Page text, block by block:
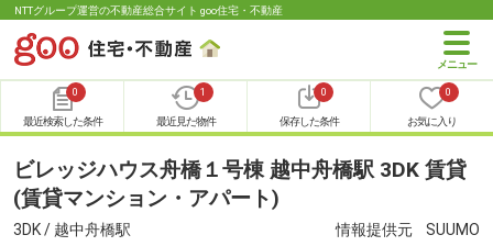
NTTグループ運営の不動産総合サイト goo住宅・不動産
0
最近検索した条件
1
最近見た物件
0
保存した条件
0
お気に入り
ビレッジハウス舟橋１号棟 越中舟橋駅 3DK 賃貸
(賃貸マンション・アパート)
3DK / 越中舟橋駅 情報提供元 SUUMO